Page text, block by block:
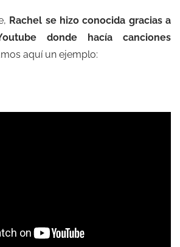
Rachel se hizo conocida gracias a
donde hacía canciones
aquí un ejemplo: